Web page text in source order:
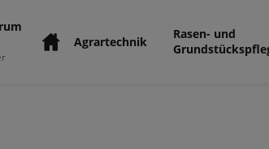
Agrartechnik
Rasen- und